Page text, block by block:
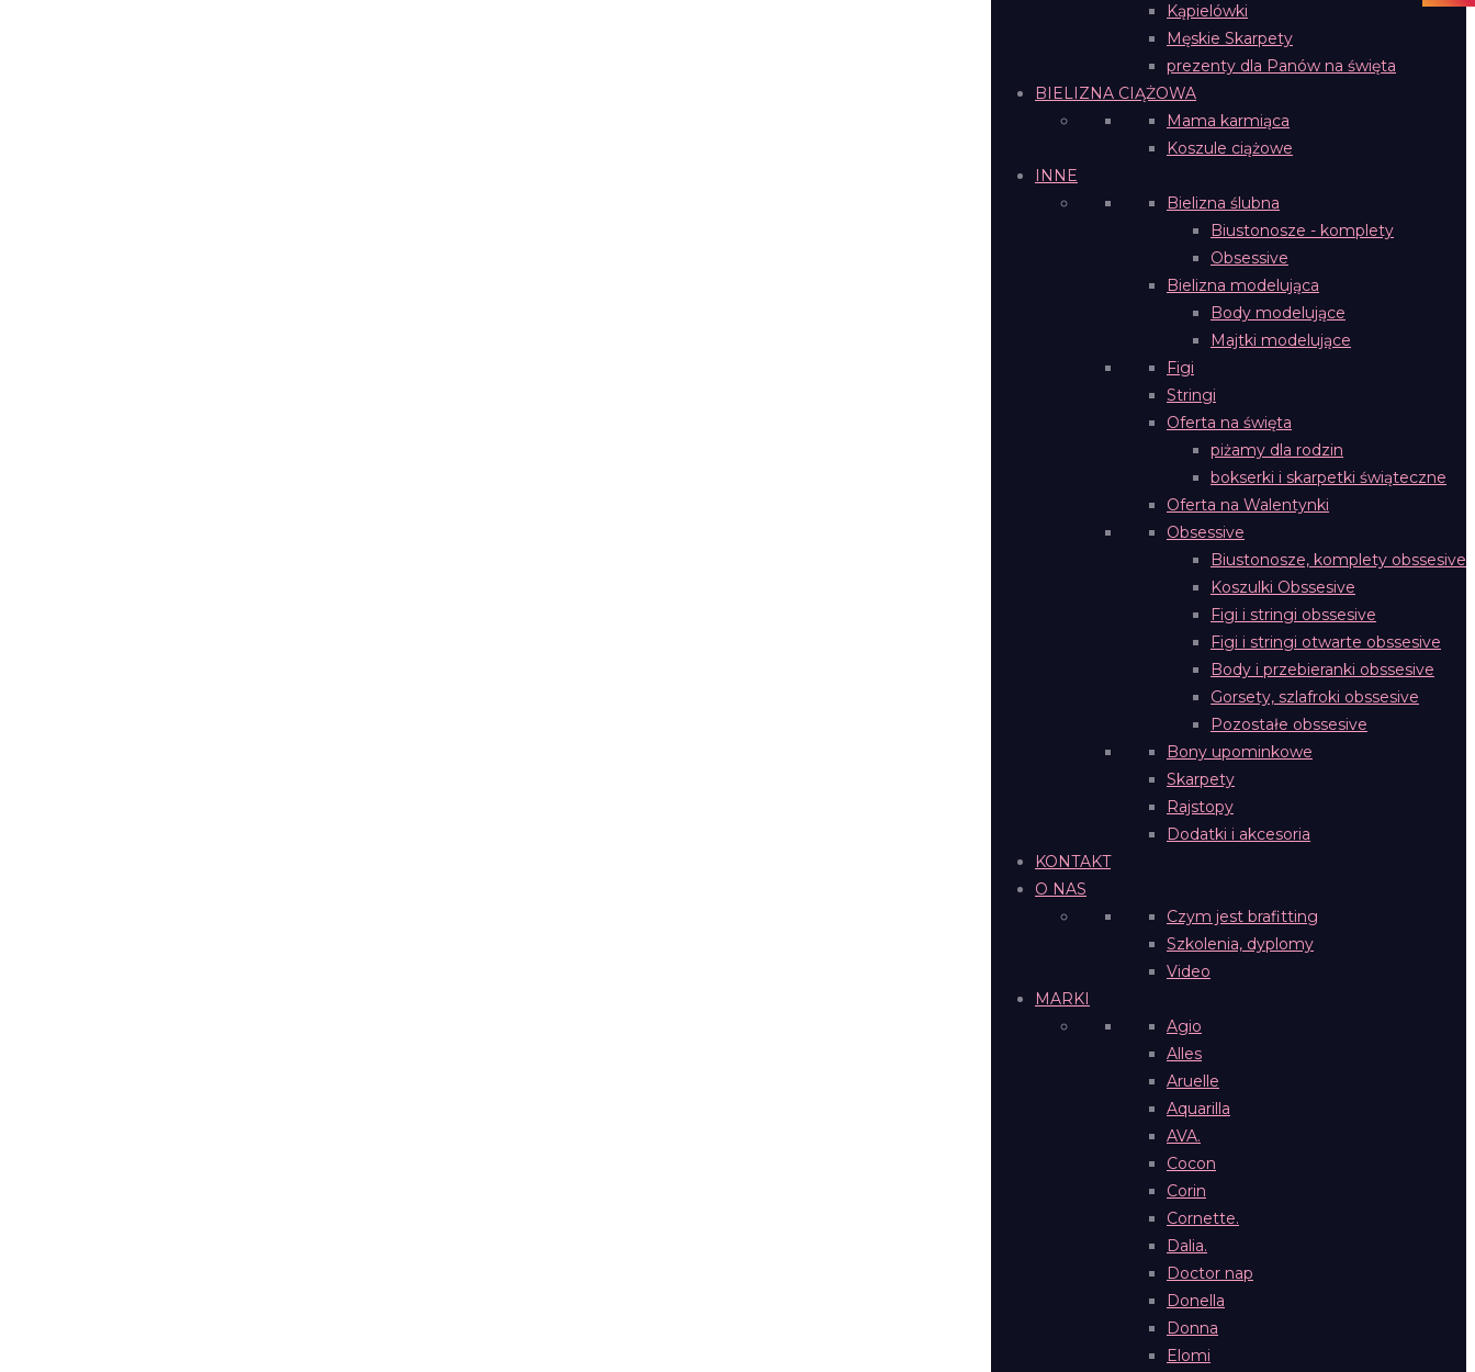
Kąpielówki
Męskie Skarpety
prezenty dla Panów na święta
BIELIZNA CIĄŻOWA
Mama karmiąca
Koszule ciążowe
INNE
Bielizna ślubna
Biustonosze - komplety
Obsessive
Bielizna modelująca
Body modelujące
Majtki modelujące
Figi
Stringi
Oferta na święta
piżamy dla rodzin
bokserki i skarpetki świąteczne
Oferta na Walentynki
Obsessive
Biustonosze, komplety obssesive
Koszulki Obssesive
Figi i stringi obssesive
Figi i stringi otwarte obssesive
Body i przebieranki obssesive
Gorsety, szlafroki obssesive
Pozostałe obssesive
Bony upominkowe
Skarpety
Rajstopy
Dodatki i akcesoria
KONTAKT
O NAS
Czym jest brafitting
Szkolenia, dyplomy
Video
MARKI
Agio
Alles
Aruelle
Aquarilla
AVA.
Cocon
Corin
Cornette.
Dalia.
Doctor nap
Donella
Donna
Elomi